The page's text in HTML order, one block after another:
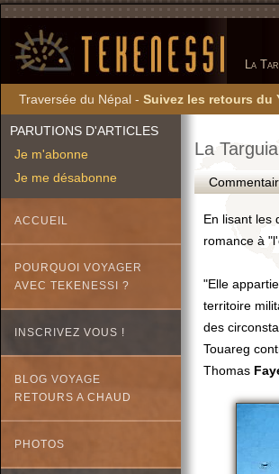
La
Traversée du Népal - Suivez les retours du
PARUTIONS D'ARTICLES
Je m'abonne
Je me désabonne
ACCUEIL
POURQUOI VOYAGER
AVEC TEKENESSI ?
INSCRIVEZ VOUS !
BLOG VOYAGE
RETOURS A CHAUD
PHOTOS
La
En lisant les
romance à
"Elle
territoire
des
Touareg
Thomas